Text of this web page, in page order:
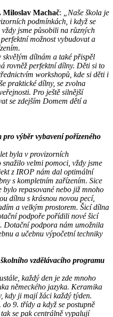
Miloslav Machač:
„Naše škola je
podmínkách, i když se
jsme působili na různých
možnost vybudovat a
dílnám a také přispěl
rovněž perfektní dílny. Děti si to
workshopů, kde si děti i
praktické dílny, se zvolna
Pro ještě silnější
se zdejším Domem dětí a
výběr vybavení pořízeného
byla v provizorních
velmi pomoci, vždy jsme
z IROP nám dal optimální
s kompletním zařízením. Sice
repasované nebo již mnoho
dílnu s krásnou novou pecí,
a velkým prostorem. Šicí dílna
podpoře pořídili nové šicí
Dotační podpora nám umožnila
a učebnu výpočetní techniky
vzdělávacího programu
každý den je zde mnoho
německého jazyka. Keramika
kdy ji mají žáci každý týden.
9. třídy a když se postupně
se pak centrálně vypalují